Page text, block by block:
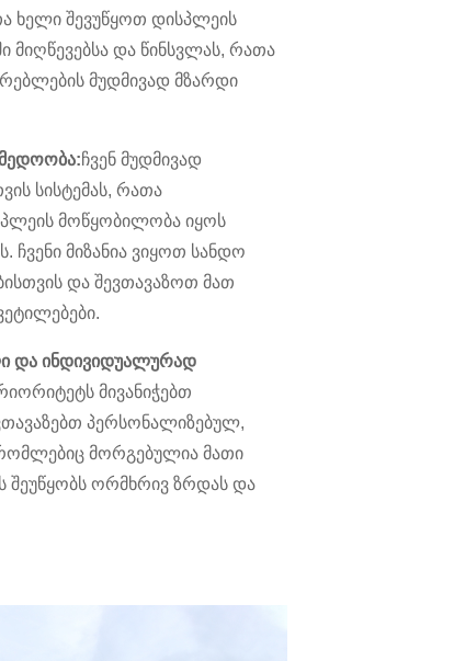
ხელი შევუწყოთ დისპლეის
და წინსვლას, რათა
მუდმივად მზარდი
ჩვენ მუდმივად
სისტემას, რათა
მოწყობილობა იყოს
ჩვენი მიზანია ვიყოთ სანდო
და შევთავაზოთ მათ
და ინდივიდუალურად
მივანიჭებთ
პერსონალიზებულ,
მორგებულია მათი
შეუწყობს ორმხრივ ზრდას და